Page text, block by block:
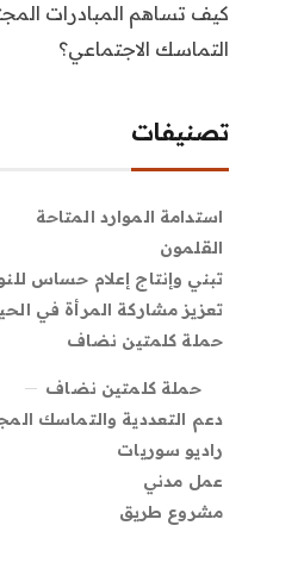
كيف تساهم المبادرات
التماسك الاجتماعي؟
تصنيفات
استدامة الموارد المتاحة
القلمون
تبني وإنتاج إعلام حساس
تعزيز مشاركة المرأة في
حملة كلمتين نضاف
حملة كلمتين نضاف
دعم التعددية والتماسك
راديو سوريات
عمل مدني
مشروع طريق